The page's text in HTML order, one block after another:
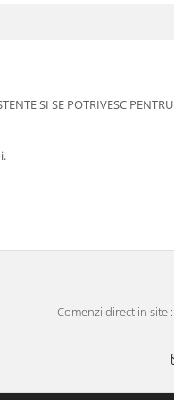
SI SE POTRIVESC
Comenzi direct in site